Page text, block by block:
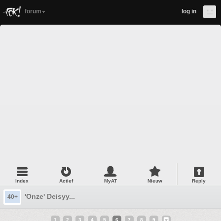
forum log in
Index Actief MyAT Nieuw Reply
40+ 'Onze' Deisyy...
1 2 3 4 5 6 7 8 9